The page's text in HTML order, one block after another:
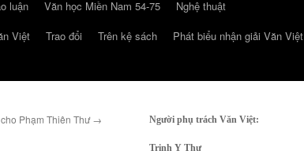
luận Văn học Miền Nam 54-75
Nghệ thuật
Việt Trao đổi Trên kệ sách
Phát biểu nhận giải Văn Việt
Phạm Thiên Thư→ Người phụ trách Văn Việt:
Trịnh Y Thư